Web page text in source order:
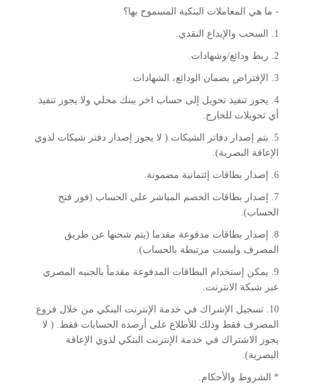
- ما هي المعاملات البنكية المسموح بها؟
1. السحب والإيداع النقدي.
2. ربط ودائع/وشهادات.
3. الإقتراض بضمان الودائع، الشهادات.
4. يجوز تنفيذ تحويل إلى حساب اخر ببنك محلي ولا يجوز تنفيذ
أي تحويلات للخارج.
5. يتم إصدار دفاتر الشيكات ( لا يجوز إصدار دفتر شيكات لذوي
الإعاقة البصرية).
6. إصدار بطاقات إئتمانية مضمونة.
7. إصدار بطاقات الخصم المباشر على الحساب (فور فتح
الحساب).
8. إصدار بطاقات مدفوعة مقدما (يتم شحنها عن طريق
المصرف وليست مرتبطة بالحساب).
9. يمكن إستخدام البطاقات المدفوعة مقدماً بالجنيه المصري
عبر شبكة الانترنت.
10. تسجيل الإشراك في خدمة الإنترنت البنكي من خلال فروع
المصرف فقط وذلك للأطلاع على أرصدة الحسابات فقط. ( لا
يجوز الاشتراك في خدمة الإنترنت البنكي لذوي الإعاقة
البصرية).
* الشروط والأحكام.